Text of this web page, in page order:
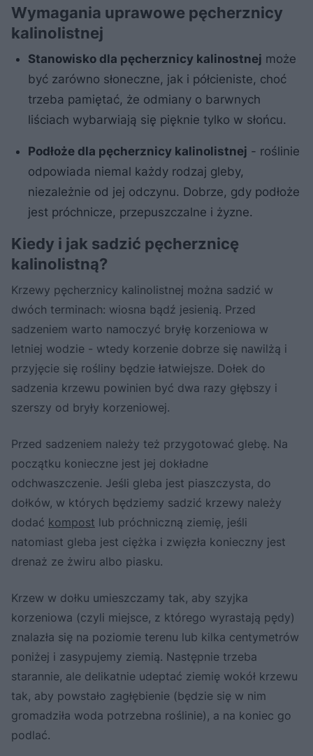
Wymagania uprawowe pęcherznicy
kalinolistnej
Stanowisko dla pęcherznicy kalinostnej może
być zarówno słoneczne, jak i półcieniste, choć
trzeba pamiętać, że odmiany o barwnych
liściach wybarwiają się pięknie tylko w słońcu.
Podłoże dla pęcherznicy kalinolistnej - roślinie
odpowiada niemal każdy rodzaj gleby,
niezależnie od jej odczynu. Dobrze, gdy podłoże
jest próchnicze, przepuszczalne i żyzne.
Kiedy i jak sadzić pęcherznicę
kalinolistną?
Krzewy pęcherznicy kalinolistnej można sadzić w
dwóch terminach: wiosna bądź jesienią. Przed
sadzeniem warto namoczyć bryłę korzeniowa w
letniej wodzie - wtedy korzenie dobrze się nawilżą i
przyjęcie się rośliny będzie łatwiejsze. Dołek do
sadzenia krzewu powinien być dwa razy głębszy i
szerszy od bryły korzeniowej.
Przed sadzeniem należy też przygotować glebę. Na
początku konieczne jest jej dokładne
odchwaszczenie. Jeśli gleba jest piaszczysta, do
dołków, w których będziemy sadzić krzewy należy
dodać kompost lub próchniczną ziemię, jeśli
natomiast gleba jest ciężka i zwięzła konieczny jest
drenaż ze żwiru albo piasku.
Krzew w dołku umieszczamy tak, aby szyjka
korzeniowa (czyli miejsce, z którego wyrastają pędy)
znalazła się na poziomie terenu lub kilka centymetrów
poniżej i zasypujemy ziemią. Następnie trzeba
starannie, ale delikatnie udeptać ziemię wokół krzewu
tak, aby powstało zagłębienie (będzie się w nim
gromadziła woda potrzebna roślinie), a na koniec go
podlać.